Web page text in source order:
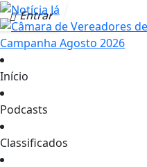
Entrar
Início
Podcasts
Classificados